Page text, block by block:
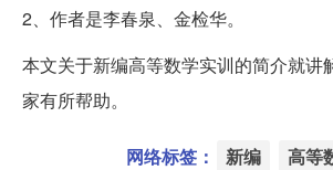
2、作者是李春泉、金检华。
本文关于新编高等数学实训的简介就讲
家有所帮助。
网络标签： 新编 高等